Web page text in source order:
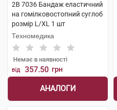
2B 7036 Бандаж еластичний
на гомілковостопний суглоб
розмір L/XL 1 шт
Техномедика
Немає в наявності
від 357.50 грн
АНАЛОГИ